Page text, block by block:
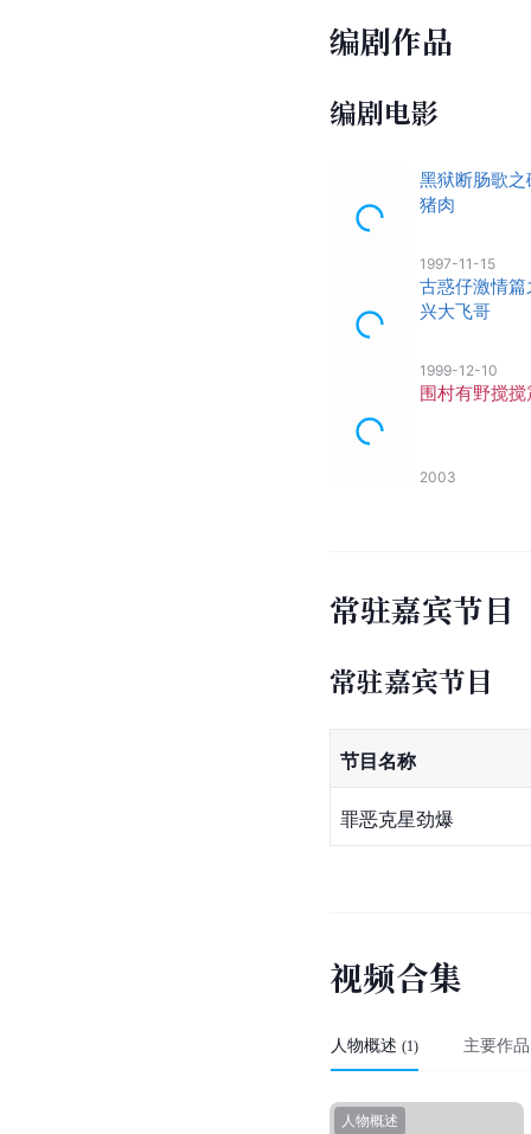
编剧作品
编剧电影
黑狱断肠歌之
猪肉
1997-11-15
古惑仔激情篇
兴大飞哥
1999-12-10
围村有野搅搅
2003
常驻嘉宾节目
常驻嘉宾节目
节目名称
罪恶克星劲爆
视频合集
人物概述 (1) 主要作品
人物概述